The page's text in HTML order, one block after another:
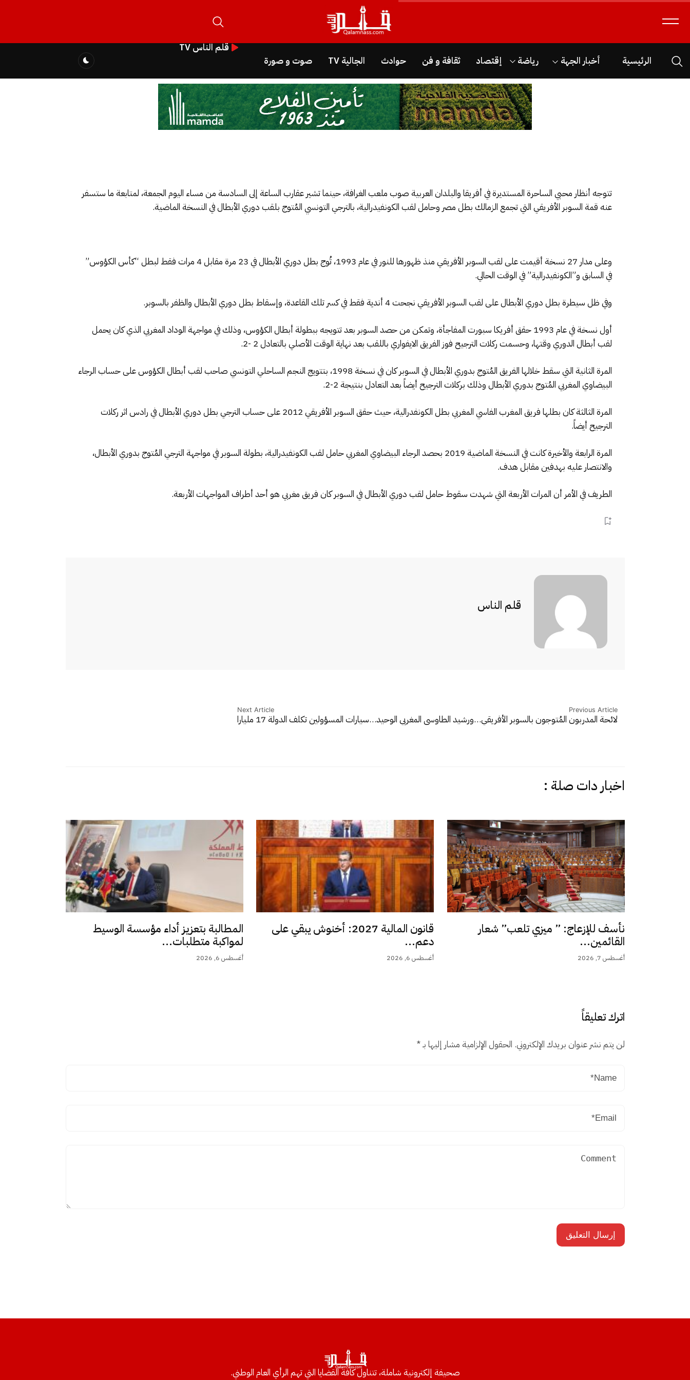
الرئيسية أخبار الجهة رياضة إقتصاد ثقافة و فن حوادث الجالية TV صوت و صورة
قلم الناس TV
تتوجه أنظار محبي الساحرة المستديرة في أفريقا والبلدان العربية صوب ملعب الغرافة، حينما تشير عقارب الساعة إلى السادسة من مساء اليوم الجمعة، لمتابعة ما ستسفر
عنه قمة السوبر الأفريقي التي تجمع الزمالك بطل مصر وحامل لقب الكونفيدرالية، بالترجي التونسي المُتوج بلقب دوري الأبطال في النسخة الماضية.
وعلى مدار 27 نسخة أقيمت على لقب السوبر الأفريقي منذ ظهورها للنور في عام 1993، تُوج بطل دوري الأبطال في 23 مرة مقابل 4 مرات فقط لبطل “كأس الكؤوس”
في السابق و”الكونفيدرالية” في الوقت الحالي.
وفي ظل سيطرة بطل دوري الأبطال على لقب السوبر الأفريقي نجحت 4 أندية فقط في كسر تلك القاعدة، وإسقاط بطل دوري الأبطال والظفر بالسوبر.
أول نسخة في عام 1993 حقق أفريكا سبورت المفاجأة، وتمكن من حصد السوبر بعد تتويجه ببطولة أبطال الكؤوس، وذلك في مواجهة الوداد المغربي الذي كان يحمل
لقب أبطال الدوري وقتها، وحسمت ركلات الترجيح فوز الفريق الايفواري باللقب بعد نهاية الوقت الأصلي بالتعادل 2 -2.
المرة الثانية التي سقط خلالها الفريق المُتوج بدوري الأبطال في السوبر كان في نسخة 1998، بتتويج النجم الساحلي التونسي صاحب لقب أبطال الكؤوس على حساب الرجاء
البيضاوي المغربي المُتوج بدوري الأبطال وذلك بركلات الترجيح أيضاً بعد التعادل بنتيجة 2-2.
المرة الثالثة كان بطلها فريق المغرب الفاسي المغربي بطل الكونفدرالية، حيث حقق السوبر الأفريقي 2012 على حساب الترجي بطل دوري الأبطال في رادس اثر ركلات
الترجيح أيضاً.
المرة الرابعة والأخيرة كانت في النسخة الماضية 2019 بحصد الرجاء البيضاوي المغربي حامل لقب الكونفيدرالية، بطولة السوبر في مواجهة الترجي المُتوج بدوري الأبطال،
والانتصار عليه بهدفين مقابل هدف.
الطريف في الأمر أن المرات الأربعة التي شهدت سقوط حامل لقب دوري الأبطال في السوبر كان فريق مغربي هو أحد أطراف المواجهات الأربعة.
قلم الناس
Previous Article
لائحة المدربون المُتوجون بالسوبر الأفريقي…ورشيد الطاوسي المغربي الوحيد…
Next Article
سيارات المسؤولين تكلف الدولة 17 مليارا
اخبار دات صلة :
نأسف للإزعاج: ” ميزي تلعب” شعار
القائمين...
أغسطس 7, 2026
قانون المالية 2027: أخنوش يبقي على
دعم...
أغسطس 6, 2026
المطالبة بتعزيز أداء مؤسسة الوسيط
لمواكبة متطلبات...
أغسطس 6, 2026
اترك تعليقاً
لن يتم نشر عنوان بريدك الإلكتروني. الحقول الإلزامية مشار إليها بـ*
صحيفة إلكترونية شاملة، تتناول كافة القضايا التي تهم الرأي العام الوطني.